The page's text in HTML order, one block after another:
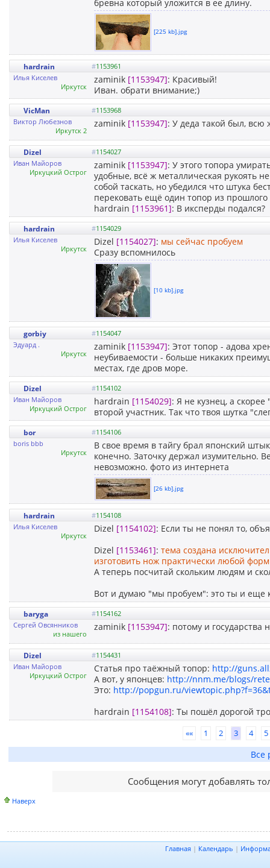
бревна который уложится в ее длину.
[225 kb].jpg
hardrain #1153961
Илья Киселев
Иркутск
zaminik [1153947]: Красивый!
Иван. обрати внимание;)
VicMan #1153968
Виктор Любезнов
Иркутск 2
zaminik [1153947]: У деда такой был, всю
Dizel #1154027
Иван Майоров
Иркуцкий Острог
zaminik [1153947]: У этого топора
удобные, всё ж металлическая рукоять
собой таскать, но убедился что штука
перековать ещё один топор из
hardrain [1153961]: В иксперды подался?
hardrain #1154029
Илья Киселев
Иркутск
Dizel [1154027]: мы сейчас пробуем
Сразу вспомнилось
[10 kb].jpg
gorbiy #1154047
Эдуард .
Иркутск
zaminik [1153947]: Этот топор - адова
неубиваемости - больше никаких
местах, где дров море.
Dizel #1154102
Иван Майоров
Иркуцкий Острог
hardrain [1154029]: Я не кузнец, а
второй участник. Так что твоя шутка
bor #1154106
boris bbb
Иркутск
В свое время в тайгу брал японский
конечно. Заточку держал изумительно.
невозможно. фото из интернета
[26 kb].jpg
hardrain #1154108
Илья Киселев
Иркутск
Dizel [1154102]: Если ты не понял то,
Dizel [1153461]: тема создана
изготовить нож практически любой
А теперь посчитай скольким людям и
Вот и думаю "мы пробуем": это ты и еще
baryga #1154162
Сергей Овсянников
из нашего
zaminik [1153947]: потому и государства
Dizel #1154431
Иван Майоров
Иркуцкий Острог
Статья про таёжный топор: http://
А вот, у японцев: http://nnm.me/blogs/
Это: http://popgun.ru/
hardrain [1154108]: Ты пошёл дорогой
«« 1 2 3 4 5
Все
Сообщения могут добавлять
Наверх
Главная | Календарь |